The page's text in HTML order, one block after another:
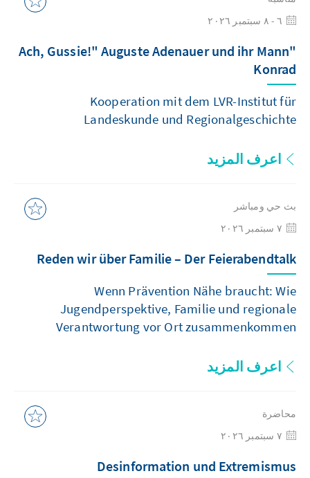
"Ach, Gussie!" Auguste Adenauer und ihr Mann
Konrad
Kooperation mit dem LVR-Institut für
Landeskunde und Regionalgeschichte
اعرف المزيد
بث حي ومباشر
Reden wir über Familie – Der Feierabendtalk
Wenn Prävention Nähe braucht: Wie
Jugendperspektive, Familie und regionale
Verantwortung vor Ort zusammenkommen
اعرف المزيد
محاضرة
Desinformation und Extremismus